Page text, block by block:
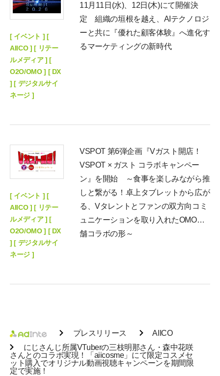
[ イベント ] [
AIICO ] [ リテー
ルメディア ] [
O2O/OMO ] [ DX
] [ デジタルサイ
ネージ ]
11月11日(水)、12日(木)にて開催決
定 組織の垣根を越え、AIテクノロジ
ーと共に『優れた顧客体験』へ進化す
るマーケティングの新時代
[ イベント ] [
AIICO ] [ リテー
ルメディア ] [
O2O/OMO ] [ DX
] [ デジタルサイ
ネージ ]
VSPOT 第6弾企画『Vガスト開店！
VSPOT × ガスト コラボキャンペー
ン』を開始 ～食事を楽しみながら推
しと繋がる！卓上タブレットから広が
る、Vタレントとファンの双方向コミ
ュニケーションを取り入れたOMO店
舗コラボの形～
プレスリリース
AIICO
にじさんじ所属VTuberの三枝明那さん・森中花咲
さんとのコラボ実現！「aiicosme」にて限定コスメセ
ット購入でオリジナル動画視聴キャンペーンを期間限
定で実施！